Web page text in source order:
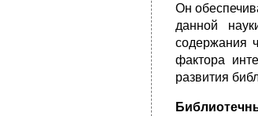
Он
данной
содержания
фактора
развития